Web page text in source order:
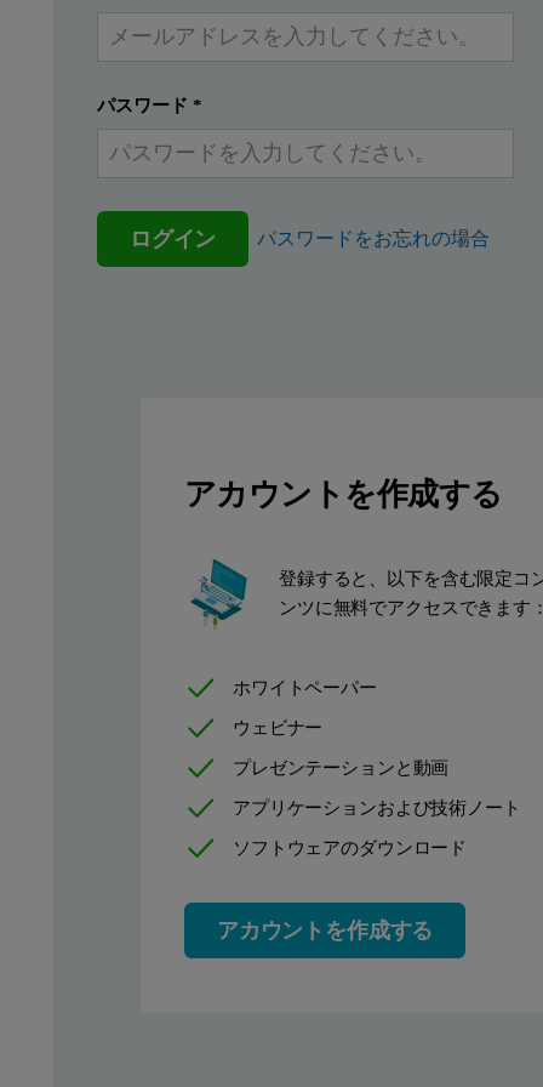
The diffusion barrier technique separates the sample
This application note describes the practical considerations of
Size measurements
It is recommended that a size measurement of the sample is
Ideally, the sample should be monodisperse i.e. contain no
Figure 1: A Cell entirely filled with blue dextran in 10 mM
パスワード *
ログイン パスワードをお忘れの場合
アカウントを作成する
登録すると、以下を含む限定コ
ンツに無料でアクセスできます：
ホワイトペーパー
ウェビナー
プレゼンテーションと動画
アプリケーションおよび技術ノート
ソフトウェアのダウンロード
アカウントを作成する